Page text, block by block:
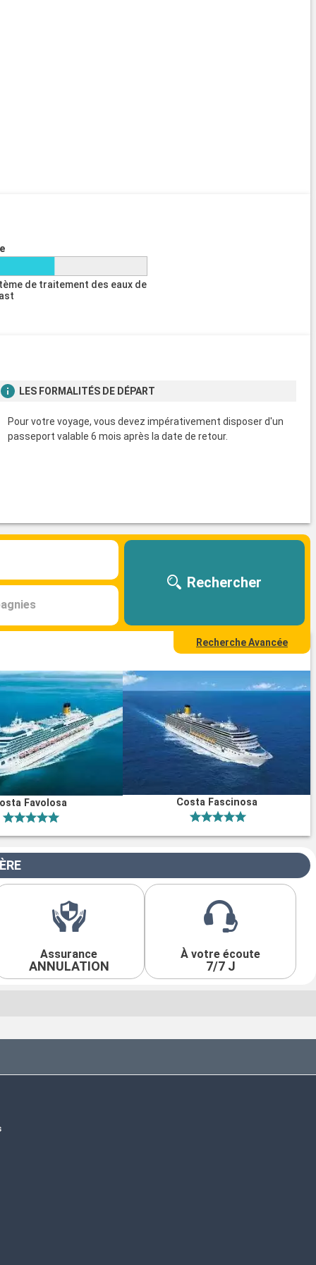
de traitement des eaux de
LES FORMALITÉS DE DÉPART
Pour votre voyage, vous devez impérativement disposer d'un
passeport valable 6 mois après la date de retour.
Rechercher
Recherche Avancée
Favolosa Costa Fascinosa
Assurance
ANNULATION
À votre écoute
7/7 J